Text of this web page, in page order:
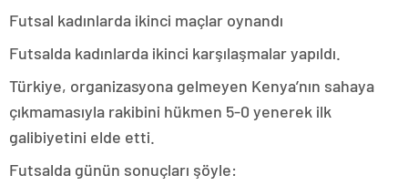
Futsal kadınlarda ikinci maçlar oynandı
Futsalda kadınlarda ikinci karşılaşmalar yapıldı.
Türkiye, organizasyona gelmeyen Kenya’nın sahaya
çıkmamasıyla rakibini hükmen 5-0 yenerek ilk
galibiyetini elde etti.
Futsalda günün sonuçları şöyle: